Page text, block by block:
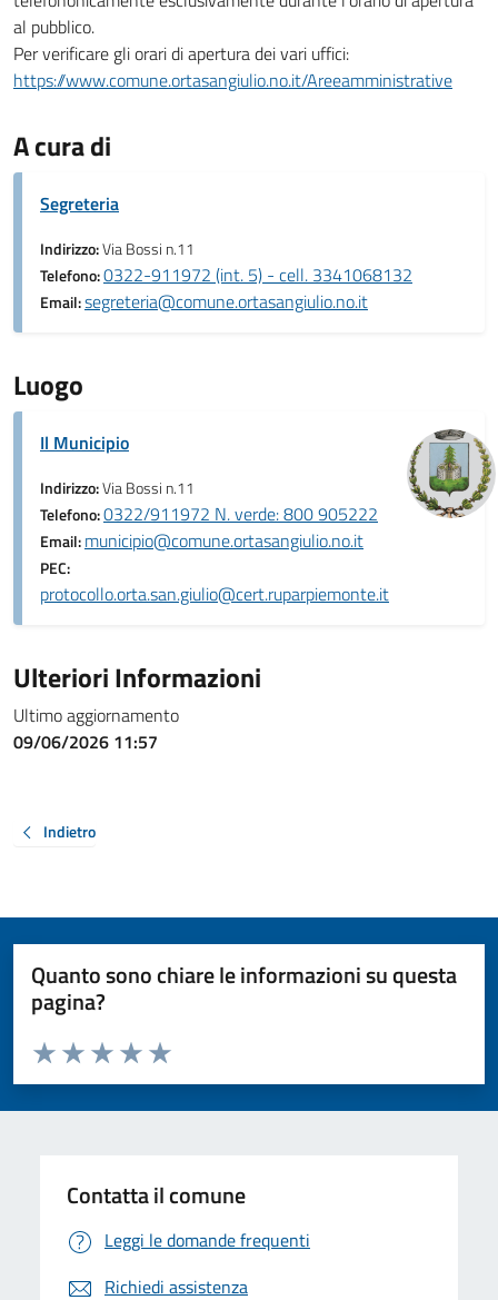
al pubblico.
Per verificare gli orari di apertura dei vari uffici:
https://www.comune.ortasangiulio.no.it/Areeamministrative
A cura di
Segreteria
Indirizzo:Via Bossi n.11
Telefono:0322-911972 (int. 5) - cell. 3341068132
Email:segreteria@comune.ortasangiulio.no.it
Luogo
Il Municipio
Indirizzo:Via Bossi n.11
Telefono:0322/911972 N. verde: 800 905222
Email:municipio@comune.ortasangiulio.no.it
PEC:
protocollo.orta.san.giulio@cert.ruparpiemonte.it
Ulteriori Informazioni
Ultimo aggiornamento
09/06/2026 11:57
Indietro
Quanto sono chiare le informazioni su questa
pagina?
Valuta da 1 a 5 stelle la pagina
Valuta 5 stelle su 5
Valuta 4 stelle su 5
Valuta 3 stelle su 5
Valuta 2 stelle su 5
Valuta 1 stelle su 5
Contatta il comune
Leggi le domande frequenti
Richiedi assistenza